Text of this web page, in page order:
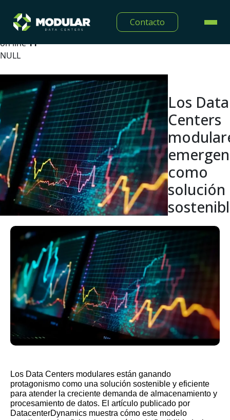
Contacto
Warning : Undefined array key "lang" in
/home/modulardtc/public_html/app/Views/midia/
on line11
NULL
Los Data
Centers
emergen
como
solución
Los Data Centers modulares están ganando
protagonismo como una solución sostenible y eficiente
para atender la creciente demanda de almacenamiento y
procesamiento de datos. El artículo publicado por
DatacenterDynamics muestra cómo este modelo